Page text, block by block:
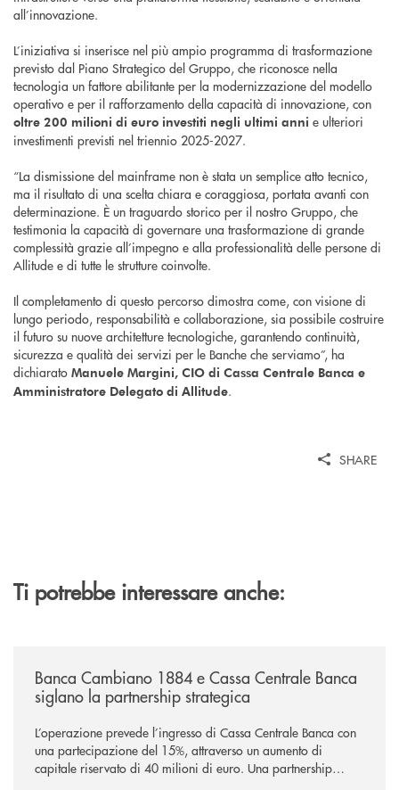
all’innovazione.
L’iniziativa si inserisce nel più ampio programma di trasformazione
previsto dal Piano Strategico del Gruppo, che riconosce nella
tecnologia un fattore abilitante per la modernizzazione del modello
operativo e per il rafforzamento della capacità di innovazione, con
oltre 200 milioni di euro investiti negli ultimi anni e ulteriori
investimenti previsti nel triennio 2025-2027.
“La dismissione del mainframe non è stata un semplice atto tecnico,
ma il risultato di una scelta chiara e coraggiosa, portata avanti con
determinazione. È un traguardo storico per il nostro Gruppo, che
testimonia la capacità di governare una trasformazione di grande
complessità grazie all’impegno e alla professionalità delle persone di
Allitude e di tutte le strutture coinvolte.
Il completamento di questo percorso dimostra come, con visione di
lungo periodo, responsabilità e collaborazione, sia possibile costruire
il futuro su nuove architetture tecnologiche, garantendo continuità,
sicurezza e qualità dei servizi per le Banche che serviamo”, ha
dichiarato Manuele Margini, CIO di Cassa Centrale Banca e
Amministratore Delegato di Allitude.
SHARE
Ti potrebbe interessare anche:
Banca Cambiano 1884 e Cassa Centrale Banca
siglano la partnership strategica
L’operazione prevede l’ingresso di Cassa Centrale Banca con
una partecipazione del 15%, attraverso un aumento di
capitale riservato di 40 milioni di euro. Una partnership